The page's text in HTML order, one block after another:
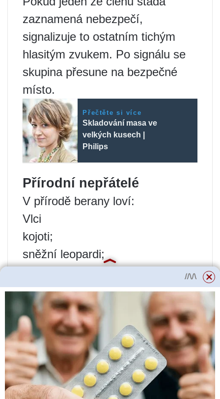
zaznamená nebezpečí,
signalizuje to ostatním tichým
hlasitým zvukem. Po signálu se
skupina přesune na bezpečné
místo.
Přečtěte si více
Skladování masa ve
velkých kusech |
Philips
Přírodní nepřátelé
V přírodě berany loví:
Vlci
kojoti;
sněžní leopardi;
sněžní leopardi;
gepardi;
Orli;
zlaté orly.
Osamělé ovce při napadení
predátory zmrznou a nehnou se,
dokud nebezpečí nepomine.